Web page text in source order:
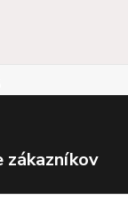
zákazníkov